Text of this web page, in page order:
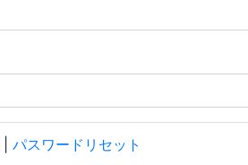
パスワードリセット